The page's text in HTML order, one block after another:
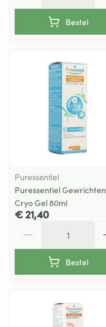
Bestel
Puressentiel
Puressentiel Gewrichten
Cryo Gel 80ml
€ 21,40
Bestel